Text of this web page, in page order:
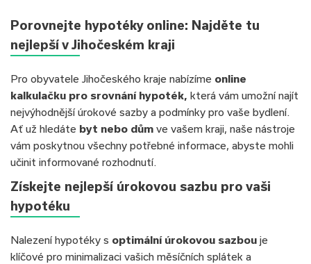
Porovnejte hypotéky online: Najděte tu
nejlepší v Jihočeském kraji
Pro obyvatele Jihočeského kraje nabízíme online
kalkulačku pro srovnání hypoték, která vám umožní najít
nejvýhodnější úrokové sazby a podmínky pro vaše bydlení.
Ať už hledáte byt nebo dům ve vašem kraji, naše nástroje
vám poskytnou všechny potřebné informace, abyste mohli
učinit informované rozhodnutí.
Získejte nejlepší úrokovou sazbu pro vaši
hypotéku
Nalezení hypotéky s optimální úrokovou sazbou je
klíčové pro minimalizaci vašich měsíčních splátek a